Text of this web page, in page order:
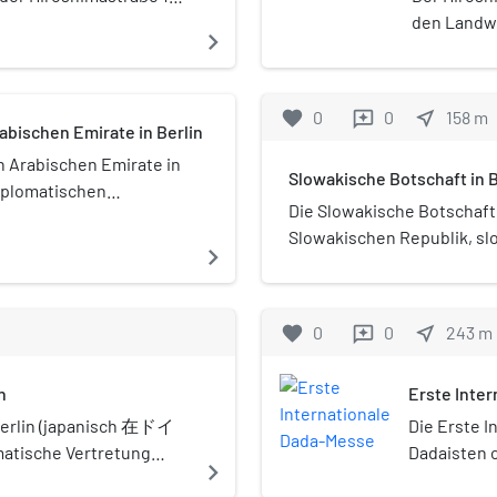
navigate_next
Emirate in Berlin
Arabischen Emirate in
navigate_next
(japanisch 在ドイ
Vertretung
navigate_next
den
aus dem
Brücke
favorite 0 reviews 0 near_me 158 m
Slowakische Botschaft in
Die Slowakische
Slowakischen Republik,
Slowakei in Deutschland.
Der Slowakischen
Honorarkonsulate in Bad
und Stuttgart. In München
Konsularabteilung der
Generalkonsulat.
favorite 0 reviews 0 near_me 243 m
Erste
Die Erste
Dadaisten